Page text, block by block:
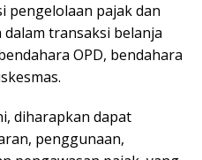
pengelolaan pajak dan
transaksi belanja
OPD, bendahara
diharapkan dapat
penggunaan,